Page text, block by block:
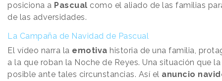
posiciona a Pascual como el aliado de las familias
de las adversidades.
La Campaña de Navidad de Pascual
El vídeo narra la emotiva historia de una familia,
a la que roban la Noche de Reyes. Una situación que
posible ante tales circunstancias. Así el anuncio